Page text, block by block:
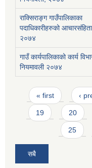
राक्सिराङ्ग गाउँपालिकाका
पदाधिकारीहरुको आचारसंहिता,
२०७४
गाउँ कार्यपालिकाको कार्य
नियमावली २०७४
Pages
« first ‹
19 20
25
सबै